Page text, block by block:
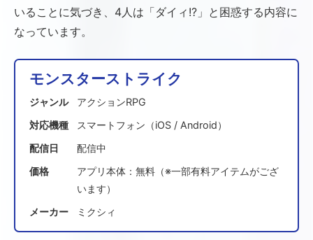
いることに気づき、4人は「ダイィ!?」と困惑する内容に
なっています。
モンスターストライク
ジャンル
アクションRPG
対応機種
スマートフォン（iOS / Android）
配信日
配信中
価格
アプリ本体：無料（※一部有料アイテムがござ
います）
メーカー
ミクシィ